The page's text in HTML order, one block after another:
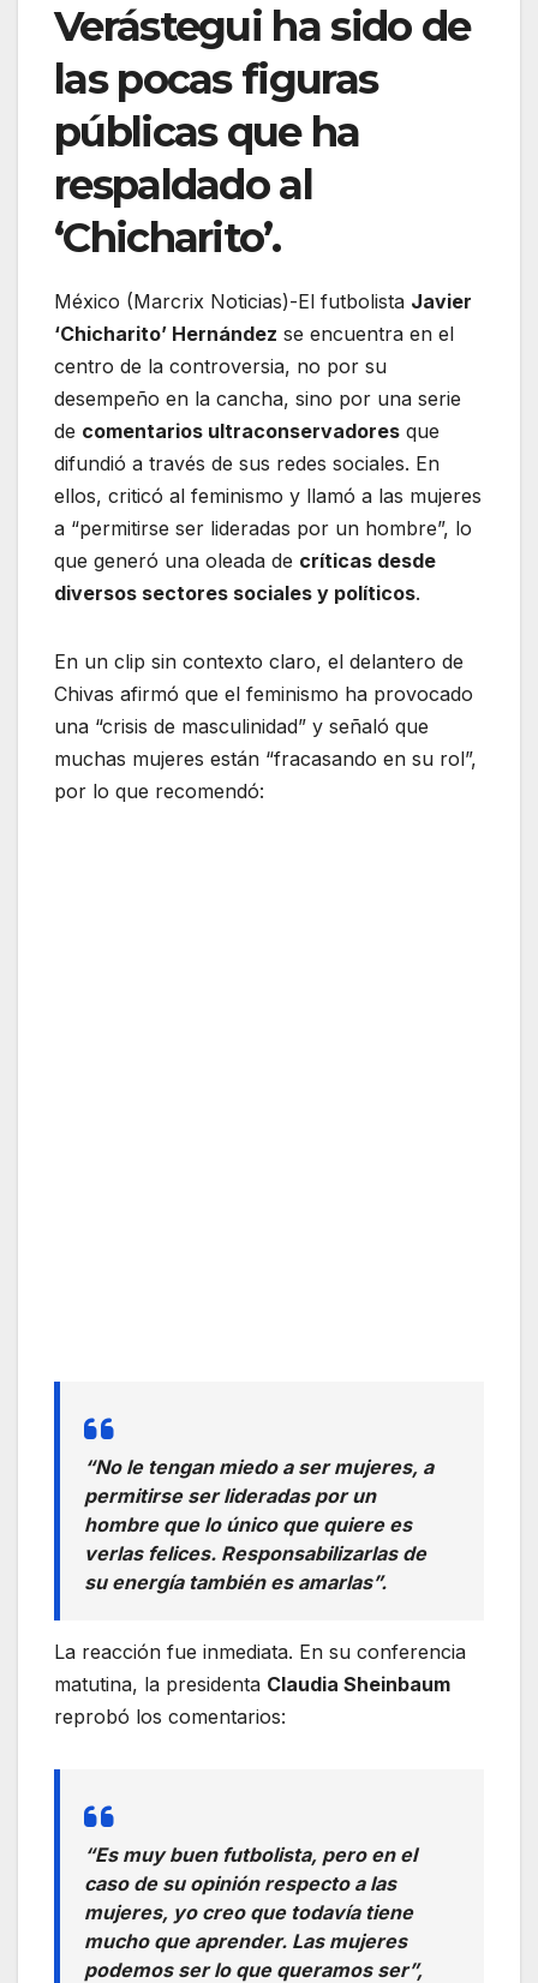
Verástegui ha sido de
las pocas figuras
públicas que ha
respaldado al
‘Chicharito’.
México (Marcrix Noticias)-El futbolista Javier
‘Chicharito’ Hernández se encuentra en el
centro de la controversia, no por su
desempeño en la cancha, sino por una serie
de comentarios ultraconservadores que
difundió a través de sus redes sociales. En
ellos, criticó al feminismo y llamó a las mujeres
a “permitirse ser lideradas por un hombre”, lo
que generó una oleada de críticas desde
diversos sectores sociales y políticos.
En un clip sin contexto claro, el delantero de
Chivas afirmó que el feminismo ha provocado
una “crisis de masculinidad” y señaló que
muchas mujeres están “fracasando en su rol”,
por lo que recomendó:
“No le tengan miedo a ser mujeres, a
permitirse ser lideradas por un
hombre que lo único que quiere es
verlas felices. Responsabilizarlas de
su energía también es amarlas”.
La reacción fue inmediata. En su conferencia
matutina, la presidenta Claudia Sheinbaum
reprobó los comentarios:
“Es muy buen futbolista, pero en el
caso de su opinión respecto a las
mujeres, yo creo que todavía tiene
mucho que aprender. Las mujeres
podemos ser lo que queramos ser”,